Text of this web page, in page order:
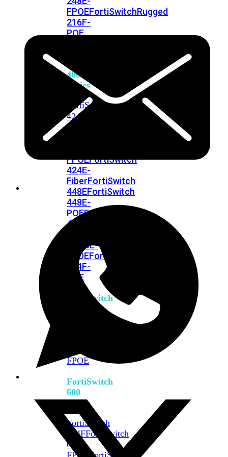
FPOEFortiSwitchRugged
216F-
POE
400
Series
FortiSwitch
424E
424E-
FPOEFortiSwitch
424E-
FiberFortiSwitch
448EFortiSwitch
448E-
POEFortiSwitch
448E-
M426E-
FPOEFortiSwitchRugged
424F-
POE
FortiSwitch
FPOE
FortiSwitch
600
Series
FortiSwitch
624FFortiSwitch
624F-
FPOE
FortiSwitch